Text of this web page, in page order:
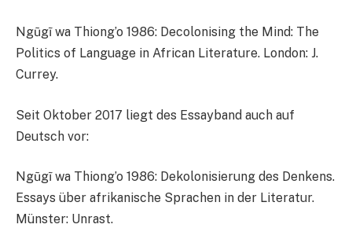
Ngũgĩ wa Thiong’o 1986: Decolonising the Mind: The
Politics of Language in African Literature. London: J.
Currey.
Seit Oktober 2017 liegt des Essayband auch auf
Deutsch vor:
Ngũgĩ wa Thiong’o 1986: Dekolonisierung des Denkens.
Essays über afrikanische Sprachen in der Literatur.
Münster: Unrast.